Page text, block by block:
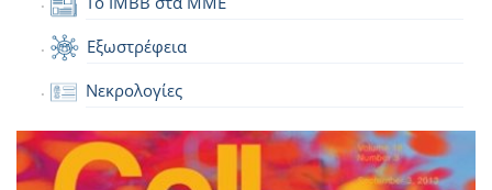
Εξωστρέφεια
Νεκρολογίες